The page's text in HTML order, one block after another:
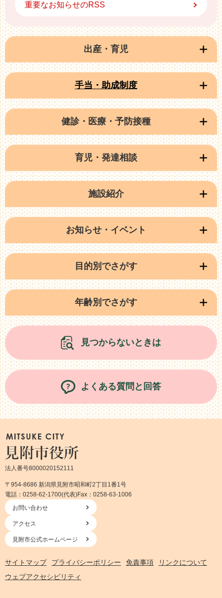
重要なお知らせのRSS
出産・育児
手当・助成制度
健診・医療・予防接種
育児・発達相談
施設紹介
お知らせ・イベント
目的別でさがす
年齢別でさがす
見つからないときは
よくある質問と回答
法人番号8000020152111
〒954-8686 新潟県見附市昭和町2丁目1番1号
電話：0258-62-1700(代表)Fax：0258-63-1006
お問い合わせ
アクセス
見附市公式ホームページ
サイトマップ プライバシーポリシー 免責事項
リンクについて
ウェブアクセシビリティ